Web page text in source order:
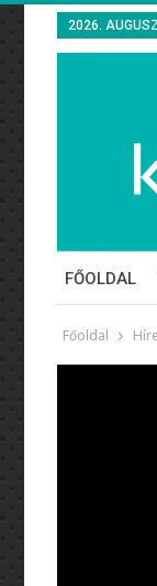
2026.
FŐOLDAL
Főoldal